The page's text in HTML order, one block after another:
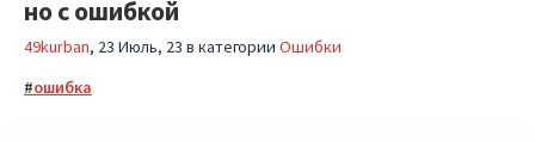
но с ошибкой
49kurban 23 Июль, 23 в категории Ошибки
ошибка